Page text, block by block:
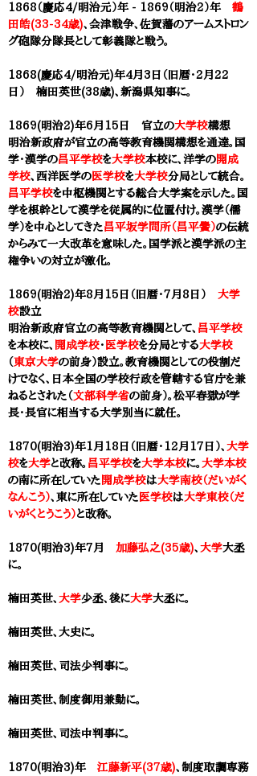
1868（慶応4/明治元）年 - 1869（明治2）年 鶴
田皓(33-34歳)、会津戦争、佐賀藩のアームストロン
グ砲隊分隊長として彰義隊と戦う。
1868(慶応4/明治元)年4月3日（旧暦・2月22
日） 楠田英世(38歳)、新潟県知事に。
1869(明治2)年6月15日 官立の大学校構想
明治新政府が官立の高等教育機関構想を通達。国
学・漢学の昌平学校を大学校本校に、洋学の開成
学校、西洋医学の 医学校を大学校分局として統合。
昌平学校を中枢機関とする総合大学案を示した。国
学を根幹として漢学を従属的に位置付け。漢学（儒
学）を中心としてきた 昌平坂学問所（昌平黌）の伝統
からみて一大改革を意味した。国学派と漢学派の主
権争いの対立が激化。
1869(明治2)年8月15日（旧暦・7月8日） 大学
校設立
明治新政府官立の高等教育機関 として、 昌平学校
を本校に、 開成学校・ 医学校を分局とする大学校
（東京大学の前身）設立。教育機関としての役割だ
けでなく、日本全国の学校行政を管轄する官庁を兼
ねるとされた（文部科学省の前身）。松平春獄が学
長・長官に相当する大学別当に就任。
1870(明治3)年1月18日（旧暦・12月17日）、 大学
校を大学と改称。 昌平学校を大学本校に。 大学本校
の南に所在していた 開成学校は大学南校（だいがく
なんこう）、東に所在していた 医学校は大学東校（だ
いがくとうこう）と改称。
1870(明治3)年7月 加藤弘之(35歳)、 大学大丞
に。
楠田英世、 大学少丞、後に大学大丞に。
楠田英世、大史に。
楠田英世、司法少判事に。
楠田英世、制度御用兼勤に。
楠田英世、司法中判事に。
1870(明治3)年 江藤新平(37歳)、制度取調専務